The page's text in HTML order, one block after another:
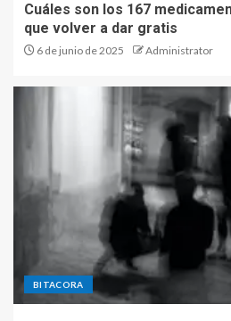
Cuáles son los 167
que volver a dar gratis
6 de junio de 2025 Administrator
BITACORA